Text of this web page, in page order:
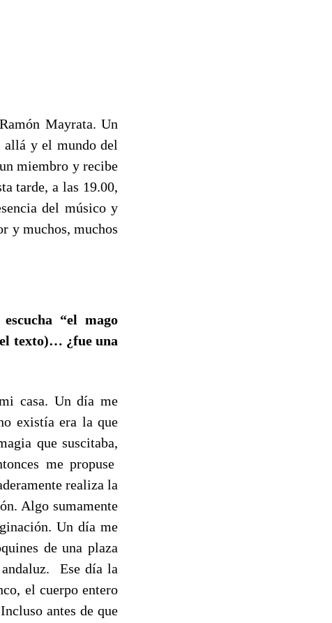
Mayrata. Un
allá y el mundo del
miembro y recibe
tarde, a las 19.00,
del músico y
y muchos, muchos
“el mago
el texto)… ¿fue una
casa. Un día me
existía era la que
que suscitaba,
me propuse
realiza la
Algo sumamente
Un día me
de una plaza
Ese día la
el cuerpo entero
antes de que